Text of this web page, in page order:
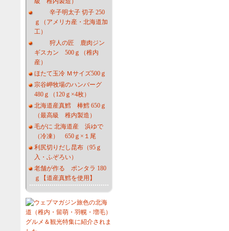
辛子明太子 切子 250
ｇ（アメリカ産・北海道加
工）
狩人の匠 鹿肉ジン
ギスカン 500ｇ（稚内
産）
ほたて玉冷 Ｍサイズ500ｇ
宗谷岬牧場のハンバーグ
480ｇ（120ｇ×4枚）
北海道産真鱈 棒鱈 650ｇ
（最高級 稚内製造）
毛がに 北海道産 浜ゆで
（冷凍） 650ｇ×１尾
利尻切りだし昆布（95ｇ
入・ふぞろい）
老舗が作る ポンタラ 180
ｇ【道産真鱈を使用】